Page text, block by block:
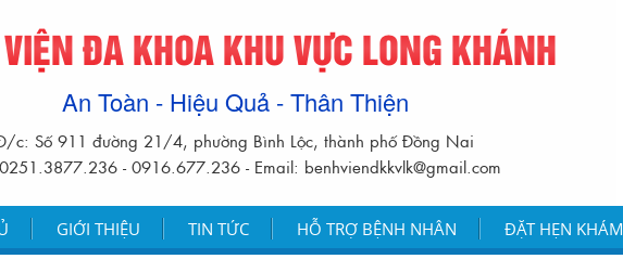
ĐA KHOA KHU VỰC LONG KHÁNH
An Toàn - Hiệu Quả - Thân Thiện
c: Số 911 đường 21/4, phường Bình Lộc, thành phố Đồng Nai
- 0916.677.236 - Email: benhviendkkvlk@gmail.com
GIỚI THIỆU TIN TỨC HỖ TRỢ BỆNH NHÂN ĐẶT HẸN KHÁM